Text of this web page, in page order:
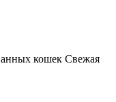
кошек Свежая